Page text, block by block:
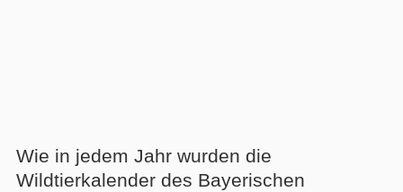
Wie in jedem Jahr wurden die
Wildtierkalender des Bayerischen